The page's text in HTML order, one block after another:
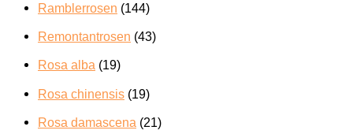
Ramblerrosen (144)
Remontantrosen (43)
Rosa alba (19)
Rosa chinensis (19)
Rosa damascena (21)